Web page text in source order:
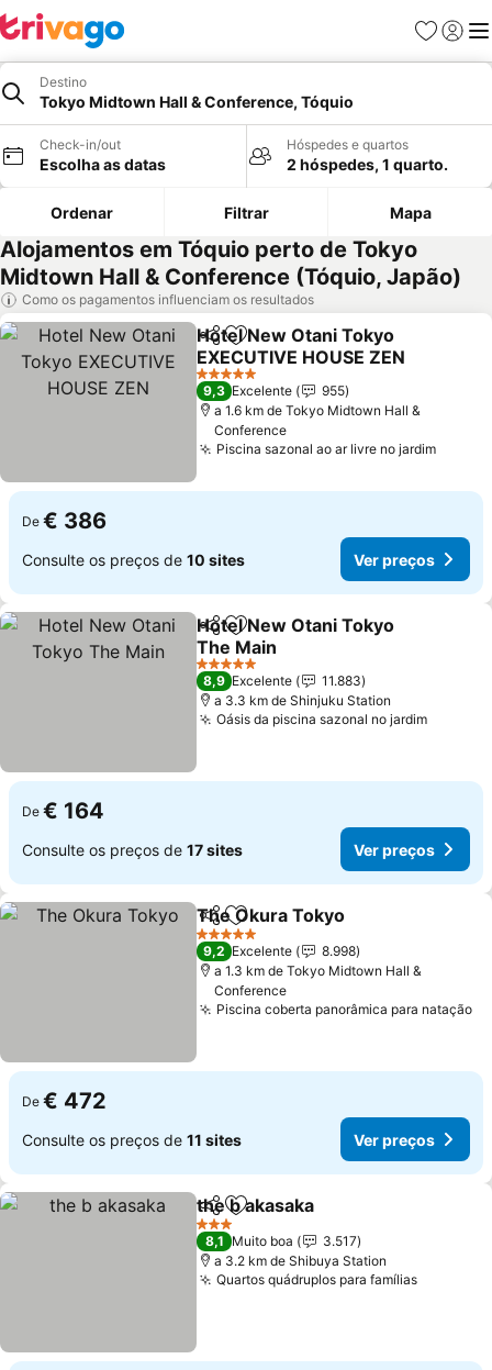
Favoritos
Iniciar
Destino
Tokyo Midtown Hall & Conference, Tóquio
Check-in/out
Escolha as datas
Hóspedes e quartos
2 hóspedes, 1 quarto.
Ordenar Filtrar Mapa
Alojamentos em Tóquio perto de Tokyo
Midtown Hall & Conference (Tóquio, Japão)
Como os pagamentos influenciam os resultados
PartilharAdicionar aos favoritos
Hotel New Otani Tokyo
EXECUTIVE HOUSE ZEN
5 Estrelas
9,3 Excelente
955
a 1.6 km de Tokyo Midtown Hall &
Conference
Piscina sazonal ao ar livre no jardim
De € 386
Consulte os preços de 10 sites Ver preços
PartilharAdicionar aos favoritos
Hotel New Otani Tokyo
The Main
5 Estrelas
8,9 Excelente
11.883
a 3.3 km de Shinjuku Station
Oásis da piscina sazonal no jardim
De € 164
Consulte os preços de 17 sites Ver preços
PartilharAdicionar aos favoritos
The Okura Tokyo
5 Estrelas
9,2 Excelente
8.998
a 1.3 km de Tokyo Midtown Hall &
Conference
Piscina coberta panorâmica para natação
De € 472
Consulte os preços de 11 sites Ver preços
PartilharAdicionar aos favoritos
the b akasaka
3 Estrelas
8,1 Muito boa
3.517
a 3.2 km de Shibuya Station
Quartos quádruplos para famílias